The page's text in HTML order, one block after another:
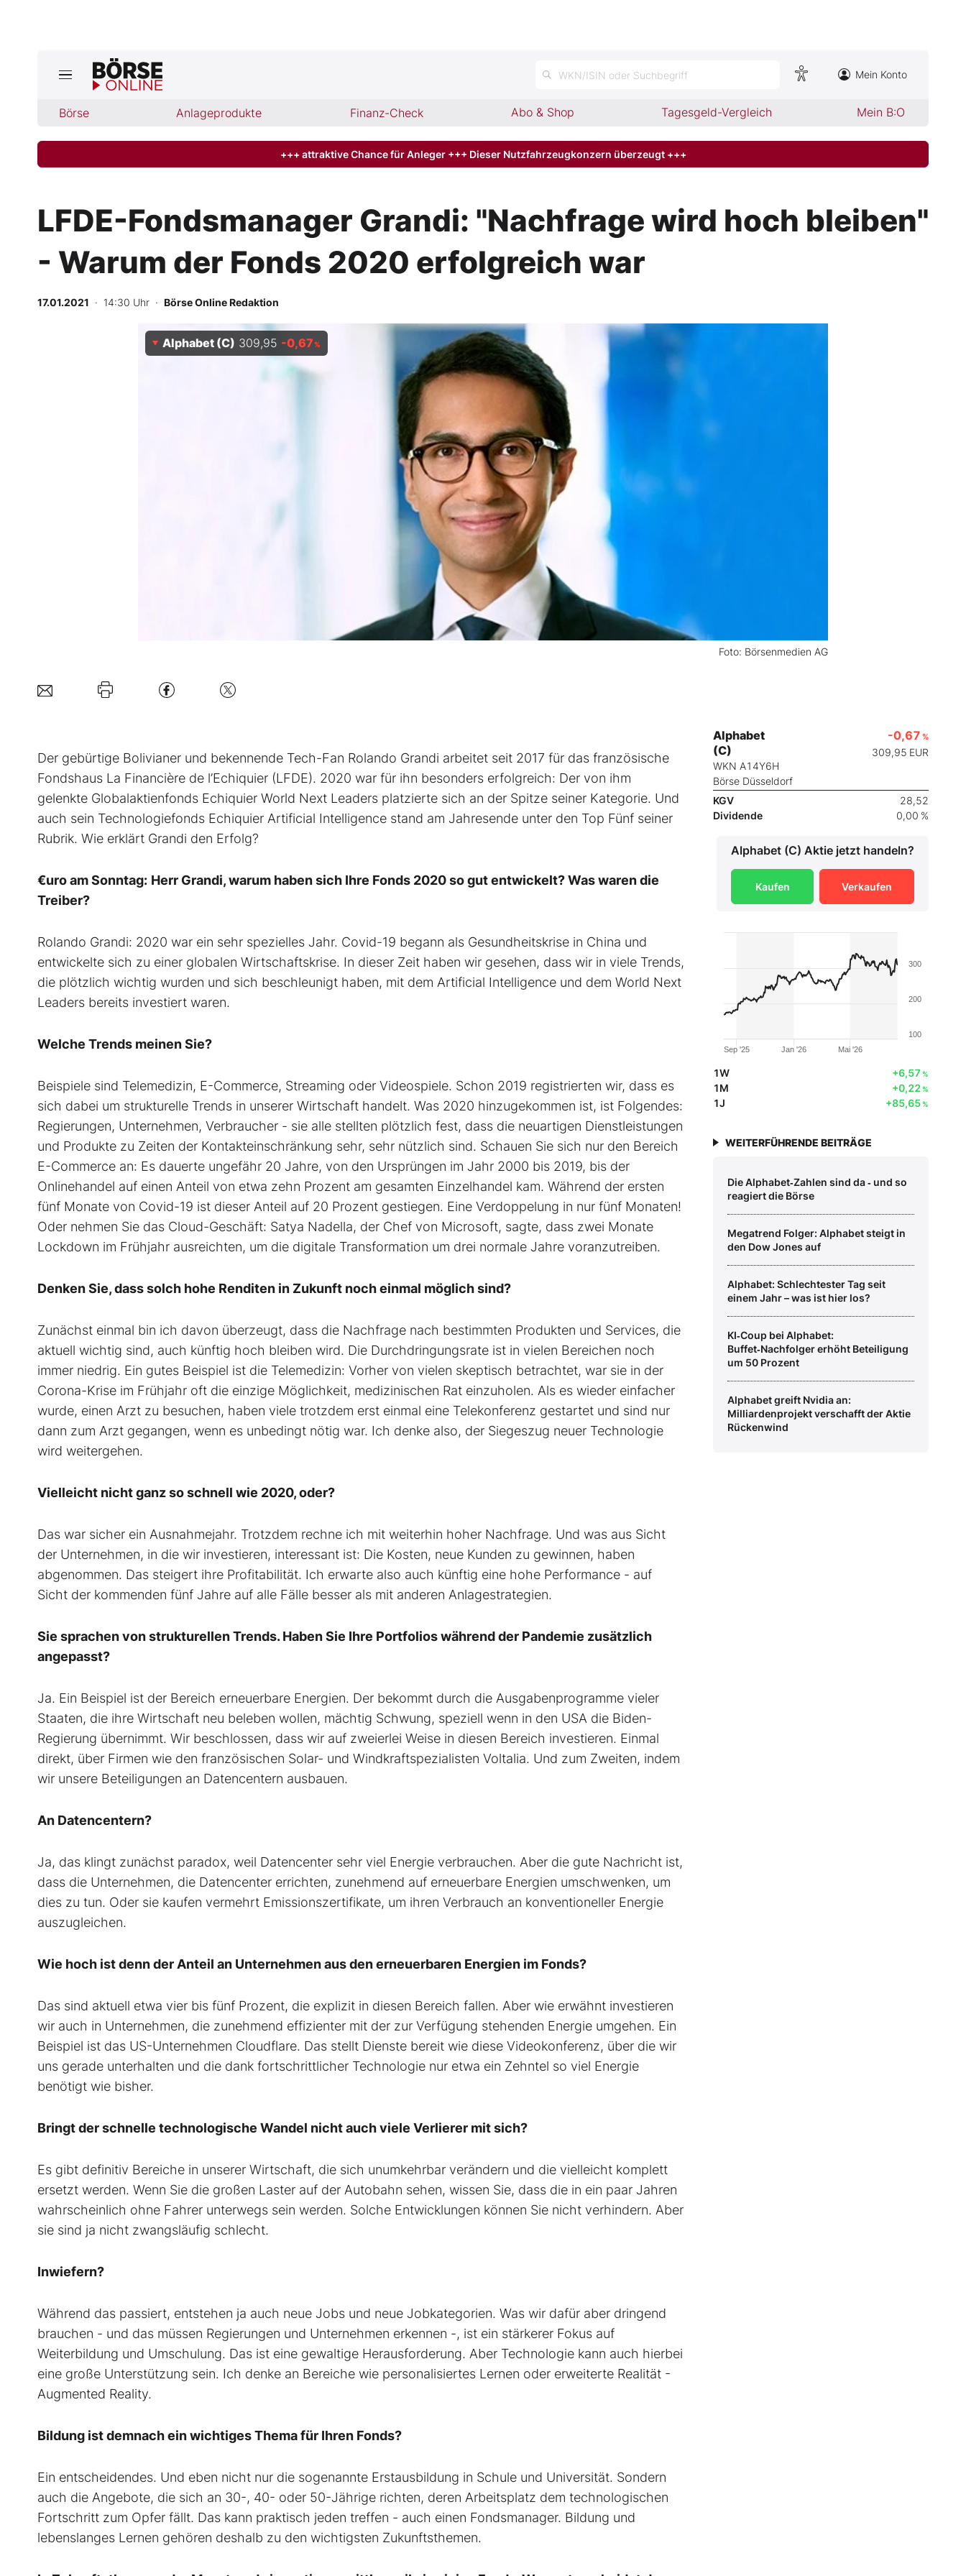
WKN/ISIN oder Suchbegriff Mein Konto
Börse Anlageprodukte Finanz-Check Abo & Shop Tagesgeld-Vergleich Mein B:O
Jetzt aktuelle Ausgabe BÖRSE ONLINE lesen
Finanz-Check
Abo & Shop
BO-Musterdepots
Experten
+++ attraktive Chance für Anleger +++ Dieser Nutzfahrzeugkonzern überzeugt +++
LFDE-Fondsmanager Grandi: "Nachfrage wird hoch bleiben"
- Warum der Fonds 2020 erfolgreich war
17.01.2021 · 14:30 Uhr · Börse Online Redaktion
Foto: Börsenmedien AG
Alphabet (C) 309,95 -0,67 %
Der gebürtige Bolivianer und bekennende Tech-Fan Rolando Grandi arbeitet seit 2017 für das französische
Fondshaus La Financière de l’Echiquier (LFDE). 2020 war für ihn besonders erfolgreich: Der von ihm
gelenkte Globalaktienfonds Echiquier World Next Leaders platzierte sich an der Spitze seiner Kategorie. Und
auch sein Technologiefonds Echiquier Artificial Intelligence stand am Jahresende unter den Top Fünf seiner
Rubrik. Wie erklärt Grandi den Erfolg?
€uro am Sonntag: Herr Grandi, warum haben sich Ihre Fonds 2020 so gut entwickelt? Was waren die
Treiber?
Rolando Grandi: 2020 war ein sehr spezielles Jahr. Covid-19 begann als Gesundheitskrise in China und
entwickelte sich zu einer globalen Wirtschaftskrise. In dieser Zeit haben wir gesehen, dass wir in viele Trends,
die plötzlich wichtig wurden und sich beschleunigt haben, mit dem Artificial Intelligence und dem World Next
Leaders bereits investiert waren.
Welche Trends meinen Sie?
Beispiele sind Telemedizin, E-Commerce, Streaming oder Videospiele. Schon 2019 registrierten wir, dass es
sich dabei um strukturelle Trends in unserer Wirtschaft handelt. Was 2020 hinzugekommen ist, ist Folgendes:
Regierungen, Unternehmen, Verbraucher - sie alle stellten plötzlich fest, dass die neuartigen Dienstleistungen
und Produkte zu Zeiten der Kontakteinschränkung sehr, sehr nützlich sind. Schauen Sie sich nur den Bereich
E-Commerce an: Es dauerte ungefähr 20 Jahre, von den Ursprüngen im Jahr 2000 bis 2019, bis der
Onlinehandel auf einen Anteil von etwa zehn Prozent am gesamten Einzelhandel kam. Während der ersten
fünf Monate von Covid-19 ist dieser Anteil auf 20 Prozent gestiegen. Eine Verdoppelung in nur fünf Monaten!
Oder nehmen Sie das Cloud-Geschäft: Satya Nadella, der Chef von Microsoft, sagte, dass zwei Monate
Lockdown im Frühjahr ausreichten, um die digitale Transformation um drei normale Jahre voranzutreiben.
Denken Sie, dass solch hohe Renditen in Zukunft noch einmal möglich sind?
Zunächst einmal bin ich davon überzeugt, dass die Nachfrage nach bestimmten Produkten und Services, die
aktuell wichtig sind, auch künftig hoch bleiben wird. Die Durchdringungsrate ist in vielen Bereichen noch
immer niedrig. Ein gutes Beispiel ist die Telemedizin: Vorher von vielen skeptisch betrachtet, war sie in der
Corona-Krise im Frühjahr oft die einzige Möglichkeit, medizinischen Rat einzuholen. Als es wieder einfacher
wurde, einen Arzt zu besuchen, haben viele trotzdem erst einmal eine Telekonferenz gestartet und sind nur
dann zum Arzt gegangen, wenn es unbedingt nötig war. Ich denke also, der Siegeszug neuer Technologie
wird weitergehen.
Vielleicht nicht ganz so schnell wie 2020, oder?
Das war sicher ein Ausnahmejahr. Trotzdem rechne ich mit weiterhin hoher Nachfrage. Und was aus Sicht
der Unternehmen, in die wir investieren, interessant ist: Die Kosten, neue Kunden zu gewinnen, haben
abgenommen. Das steigert ihre Profitabilität. Ich erwarte also auch künftig eine hohe Performance - auf
Sicht der kommenden fünf Jahre auf alle Fälle besser als mit anderen Anlagestrategien.
Sie sprachen von strukturellen Trends. Haben Sie Ihre Portfolios während der Pandemie zusätzlich
angepasst?
Ja. Ein Beispiel ist der Bereich erneuerbare Energien. Der bekommt durch die Ausgabenprogramme vieler
Staaten, die ihre Wirtschaft neu beleben wollen, mächtig Schwung, speziell wenn in den USA die Biden-
Regierung übernimmt. Wir beschlossen, dass wir auf zweierlei Weise in diesen Bereich investieren. Einmal
direkt, über Firmen wie den französischen Solar- und Windkraftspezialisten Voltalia. Und zum Zweiten, indem
wir unsere Beteiligungen an Datencentern ausbauen.
An Datencentern?
Ja, das klingt zunächst paradox, weil Datencenter sehr viel Energie verbrauchen. Aber die gute Nachricht ist,
dass die Unternehmen, die Datencenter errichten, zunehmend auf erneuerbare Energien umschwenken, um
dies zu tun. Oder sie kaufen vermehrt Emissionszertifikate, um ihren Verbrauch an konventioneller Energie
auszugleichen.
Wie hoch ist denn der Anteil an Unternehmen aus den erneuerbaren Energien im Fonds?
Das sind aktuell etwa vier bis fünf Prozent, die explizit in diesen Bereich fallen. Aber wie erwähnt investieren
wir auch in Unternehmen, die zunehmend effizienter mit der zur Verfügung stehenden Energie umgehen. Ein
Beispiel ist das US-Unternehmen Cloudflare. Das stellt Dienste bereit wie diese Videokonferenz, über die wir
uns gerade unterhalten und die dank fortschrittlicher Technologie nur etwa ein Zehntel so viel Energie
benötigt wie bisher.
Bringt der schnelle technologische Wandel nicht auch viele Verlierer mit sich?
Es gibt definitiv Bereiche in unserer Wirtschaft, die sich unumkehrbar verändern und die vielleicht komplett
ersetzt werden. Wenn Sie die großen Laster auf der Autobahn sehen, wissen Sie, dass die in ein paar Jahren
wahrscheinlich ohne Fahrer unterwegs sein werden. Solche Entwicklungen können Sie nicht verhindern. Aber
sie sind ja nicht zwangsläufig schlecht.
Inwiefern?
Während das passiert, entstehen ja auch neue Jobs und neue Jobkategorien. Was wir dafür aber dringend
brauchen - und das müssen Regierungen und Unternehmen erkennen -, ist ein stärkerer Fokus auf
Weiterbildung und Umschulung. Das ist eine gewaltige Herausforderung. Aber Technologie kann auch hierbei
eine große Unterstützung sein. Ich denke an Bereiche wie personalisiertes Lernen oder erweiterte Realität -
Augmented Reality.
Bildung ist demnach ein wichtiges Thema für Ihren Fonds?
Ein entscheidendes. Und eben nicht nur die sogenannte Erstausbildung in Schule und Universität. Sondern
auch die Angebote, die sich an 30-, 40- oder 50-Jährige richten, deren Arbeitsplatz dem technologischen
Fortschritt zum Opfer fällt. Das kann praktisch jeden treffen - auch einen Fondsmanager. Bildung und
lebenslanges Lernen gehören deshalb zu den wichtigsten Zukunftsthemen.
Alphabet
(C)
WKN A14Y6H
Börse Düsseldorf
-0,67 %
309,95 EUR
KGV
28,52
Dividende
0,00 %
Alphabet (C) Aktie jetzt handeln?
Kaufen Verkaufen
Jan '26
Sep '25 Mai '26
100
200
300
1W +6,57 %
1M +0,22%
1J +85,65%
WEITERFÜHRENDE BEITRÄGE
Die Alphabet‑Zahlen sind da ‑ und so
reagiert die Börse
Megatrend Folger: Alphabet steigt in
den Dow Jones auf
Alphabet: Schlechtester Tag seit
einem Jahr – was ist hier los?
KI‑Coup bei Alphabet:
Buffet‑Nachfolger erhöht Beteiligung
um 50 Prozent
Alphabet greift Nvidia an:
Milliardenprojekt verschafft der Aktie
Rückenwind